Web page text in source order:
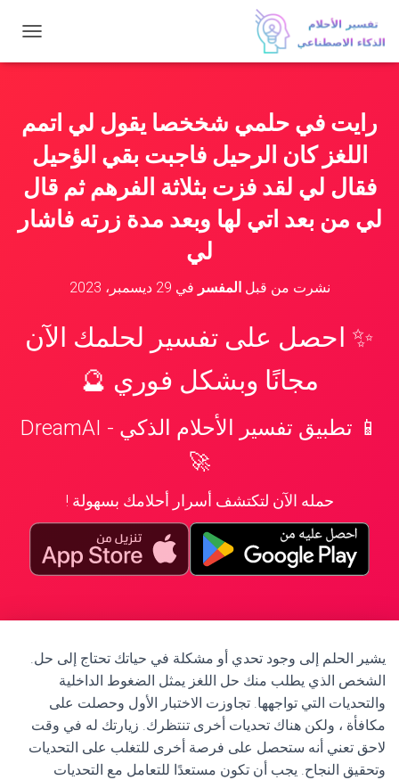
ب
ا
ق
رايت في حلمي شخخصا يقول لي اتمم
اللغز كان الرحيل فاجبت بقي الؤحيل
فقال لي لقد فزت بثلاثة الفرهم ثم قال
لي من بعد اتي لها وبعد مدة زرته فاشار
لي
نشرت من قبلالمفسر في 29 ديسمبر، 2023
✨ احصل على تفسير لحلمك الآن
مجانًا وبشكل فوري 🔮
📱 تطبيق تفسير الأحلام الذكي - DreamAI
🚀
حمله الآن لتكتشف أسرار أحلامك بسهولة !
يشير الحلم إلى وجود تحدي أو مشكلة في حياتك تحتاج إلى حل.
الشخص الذي يطلب منك حل اللغز يمثل الضغوط الداخلية
والتحديات التي تواجهها. تجاوزت الاختبار الأول وحصلت على
مكافأة ، ولكن هناك تحديات أخرى تنتظرك. زيارتك له في وقت
لاحق تعني أنه ستحصل على فرصة أخرى للتغلب على التحديات
وتحقيق النجاح. يجب أن تكون مستعدًا للتعامل مع التحديات